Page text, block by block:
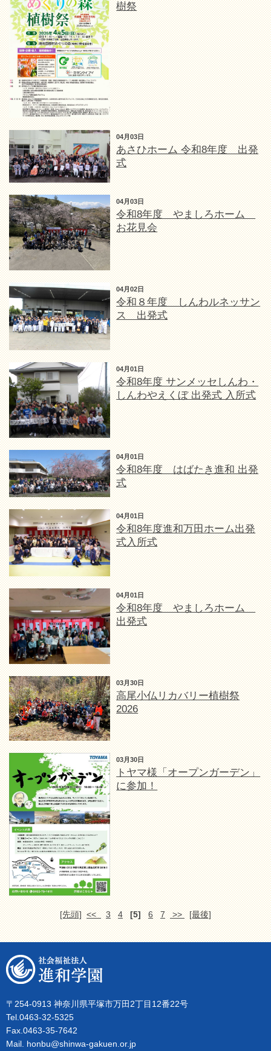
樹祭
04月03日
あさひホーム 令和8年度 出発
式
04月03日
令和8年度 やましろホーム
お花見会
04月02日
令和８年度 しんわルネッサン
ス 出発式
04月01日
令和8年度 サンメッセしんわ・
しんわやえくぼ 出発式 入所式
04月01日
令和8年度 はばたき進和 出発
式
04月01日
令和8年度進和万田ホーム出発
式入所式
04月01日
令和8年度 やましろホーム
出発式
03月30日
高尾小仏リカバリー植樹祭
2026
03月30日
トヤマ様「オープンガーデン」
に参加！
[先頭] << 3 4 [5] 6 7 >> [最後]
〒254-0913 神奈川県平塚市万田2丁目12番22号
Tel.0463-32-5325
Fax.0463-35-7642
Mail. honbu@shinwa-gakuen.or.jp